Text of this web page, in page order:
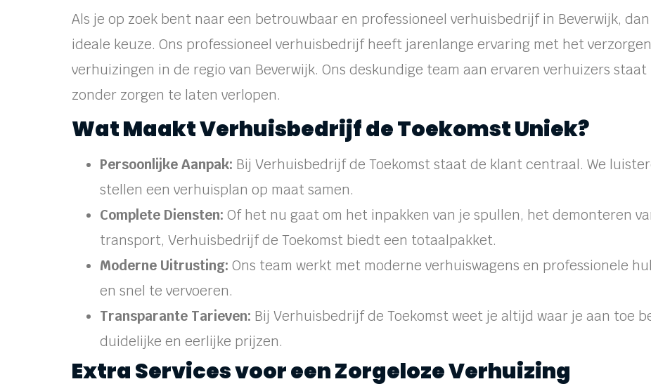
Als je op zoek bent naar een betrouwbaar en professioneel verhuisbedrijf in Beverwijk,
ideale keuze. Ons professioneel verhuisbedrijf heeft jarenlange ervaring met het
verhuizingen in de regio van Beverwijk. Ons deskundige team aan ervaren verhuizers
zonder zorgen te laten verlopen.
Wat Maakt Verhuisbedrijf de Toekomst Uniek?
Persoonlijke Aanpak: Bij Verhuisbedrijf de Toekomst staat de klant centraal. We
stellen een verhuisplan op maat samen.
Complete Diensten: Of het nu gaat om het inpakken van je spullen, het demonteren
transport, Verhuisbedrijf de Toekomst biedt een totaalpakket.
Moderne Uitrusting: Ons team werkt met moderne verhuiswagens en professionele
en snel te vervoeren.
Transparante Tarieven: Bij Verhuisbedrijf de Toekomst weet je altijd waar je aan toe
duidelijke en eerlijke prijzen.
Extra Services voor een Zorgeloze Verhuizing